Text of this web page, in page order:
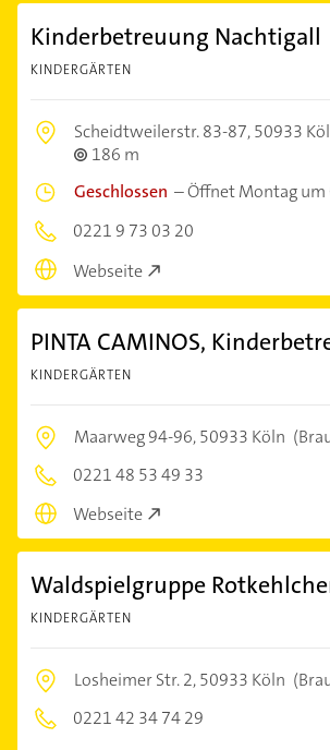
Kinderbetreuung Nachtigall
KINDERGÄRTEN
Scheidtweilerstr. 83-87,50933
186 m
Geschlossen –Öffnet Montag um
0221 9 73 03 20
Webseite
PINTA CAMINOS,
KINDERGÄRTEN
Maarweg 94-96,50933 Köln
0221 48 53 49 33
Webseite
Waldspielgruppe
KINDERGÄRTEN
Losheimer Str. 2,50933 Köln
0221 42 34 74 29